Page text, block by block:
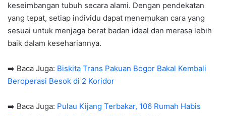
keseimbangan tubuh secara alami. Dengan pendekatan
yang tepat, setiap individu dapat menemukan cara yang
sesuai untuk menjaga berat badan ideal dan merasa lebih
baik dalam kesehariannya.
➡️ Baca Juga: Biskita Trans Pakuan Bogor Bakal Kembali
Beroperasi Besok di 2 Koridor
➡️ Baca Juga: Pulau Kijang Terbakar, 106 Rumah Habis